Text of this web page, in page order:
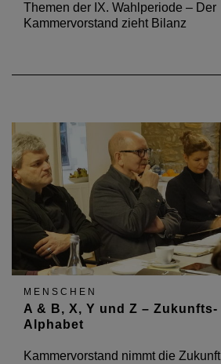
Themen der IX. Wahlperiode – Der
Kammervorstand zieht Bilanz
MENSCHEN
A & B, X, Y und Z – Zukunfts-
Alphabet
Kammervorstand nimmt die Zukunft